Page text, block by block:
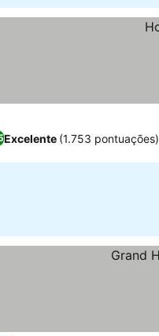
Excelente (1.753 pontuações)